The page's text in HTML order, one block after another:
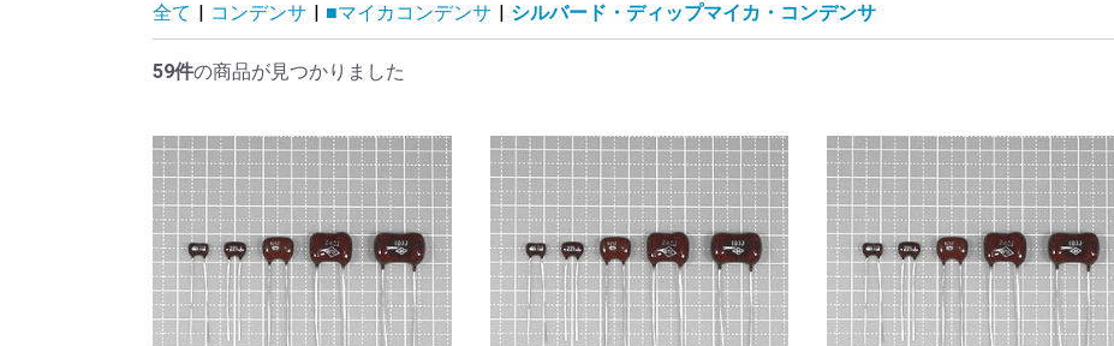
全て | コンデンサ | ■マイカコンデンサ | シルバード・ディップマイカ・コンデンサ
59件の商品が見つかりました